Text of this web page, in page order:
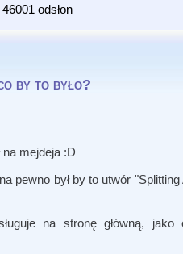
46001 odsłon
by to było?
na mejdeja :D
pewno był by to utwór
na stronę główną, jako